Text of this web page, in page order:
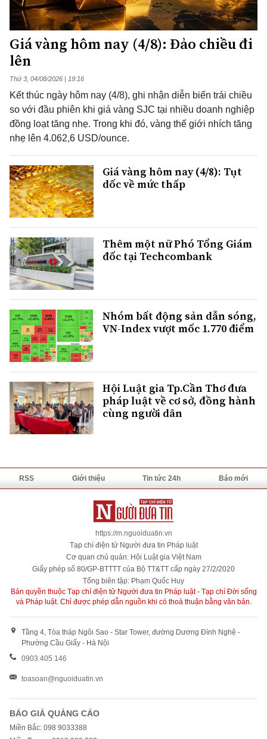
Giá vàng hôm nay (4/8): Đảo chiều đi
lên
Thứ 3, 04/08/2026 | 19:16
Kết thúc ngày hôm nay (4/8), ghi nhận diễn biến trái chiều
so với đầu phiên khi giá vàng SJC tại nhiều doanh nghiệp
đồng loạt tăng nhẹ. Trong khi đó, vàng thế giới nhích tăng
nhẹ lên 4.062,6 USD/ounce.
Giá vàng hôm nay (4/8): Tụt
dốc về mức thấp
Thêm một nữ Phó Tổng Giám
đốc tại Techcombank
Nhóm bất động sản dẫn sóng,
VN-Index vượt mốc 1.770 điểm
Hội Luật gia Tp.Cần Thơ đưa
pháp luật về cơ sở, đồng hành
cùng người dân
RSS Giới thiệu Tin tức 24h Báo mới
https://m.nguoiduatin.vn
Tạp chí điện tử Người đưa tin Pháp luật
Cơ quan chủ quản: Hội Luật gia Việt Nam
Giấy phép số 80/GP-BTTTT của Bộ TT&TT cấp ngày 27/2/2020
Tổng biên tập: Phạm Quốc Huy
Bản quyền thuộc Tạp chí điện tử Người đưa tin Pháp luật - Tạp chí Đời sống
và Pháp luật. Chỉ được phép dẫn nguồn khi có thoả thuận bằng văn bản.
Tầng 4, Tòa tháp Ngôi Sao - Star Tower, đường Dương Đình Nghệ -
Phường Cầu Giấy - Hà Nội
0903 405 146
toasoan@nguoiduatin.vn
BÁO GIÁ QUẢNG CÁO
Miền Bắc: 098 9033388